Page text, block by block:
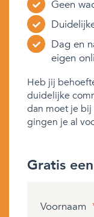
Geen
Dag en
eigen
Heb jij
duidelijke
dan moet je bij
gingen je al
Gratis
Voornaam